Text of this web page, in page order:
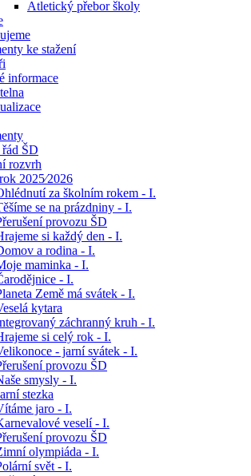
Atletický přebor školy
ke stažení
informace
ŠD
rozvrh
2025⁄2026
za školním rokem - I.
se na prázdniny - I.
provozu ŠD
si každý den - I.
a rodina - I.
maminka - I.
- I.
Země má svátek - I.
kytara
záchranný kruh - I.
si celý rok - I.
- jarní svátek - I.
provozu ŠD
smysly - I.
stezka
jaro - I.
veselí - I.
provozu ŠD
olympiáda - I.
svět - I.